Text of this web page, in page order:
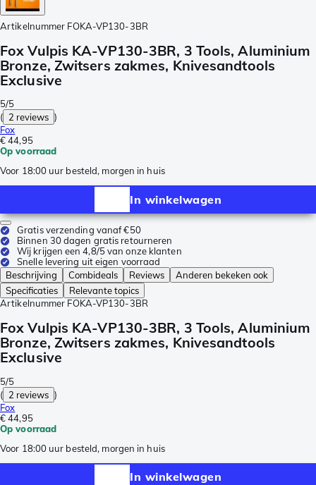
Artikelnummer FOKA-VP130-3BR
Fox Vulpis KA-VP130-3BR, 3 Tools, Aluminium
Bronze, Zwitsers zakmes, Knivesandtools
Exclusive
5/5
( 2 reviews )
Fox
€ 44,95
Op voorraad
Voor 18:00 uur besteld, morgen in huis
In winkelwagen
Gratis verzending vanaf €50
Binnen 30 dagen gratis retourneren
Wij krijgen een 4,8/5 van onze klanten
Snelle levering uit eigen voorraad
Beschrijving
Combideals Reviews
Anderen bekeken ook
Specificaties
Relevante topics
Artikelnummer FOKA-VP130-3BR
Fox Vulpis KA-VP130-3BR, 3 Tools, Aluminium
Bronze, Zwitsers zakmes, Knivesandtools
Exclusive
5/5
( 2 reviews )
Fox
€ 44,95
Op voorraad
Voor 18:00 uur besteld, morgen in huis
In winkelwagen